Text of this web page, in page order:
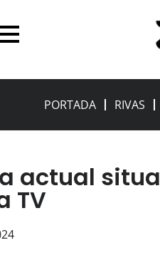
PORTADA RIVAS
actual
TV